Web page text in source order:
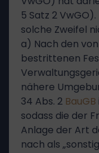
5 Satz 2
solche Zweifel
a) Nach den
bestrittenen
nähere
34 Abs. 2 BauGB
sodass die der
Anlage der Art
nach als